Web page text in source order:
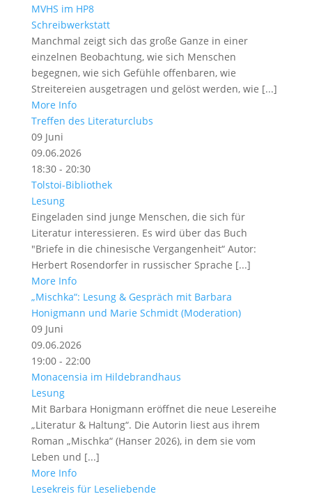
MVHS im HP8
Schreibwerkstatt
Manchmal zeigt sich das große Ganze in einer
einzelnen Beobachtung, wie sich Menschen
begegnen, wie sich Gefühle offenbaren, wie
Streitereien ausgetragen und gelöst werden, wie [...]
More Info
Treffen des Literaturclubs
09 Juni
09.06.2026
18:30 - 20:30
Tolstoi-Bibliothek
Lesung
Eingeladen sind junge Menschen, die sich für
Literatur interessieren. Es wird über das Buch
"Briefe in die chinesische Vergangenheit“ Autor:
Herbert Rosendorfer in russischer Sprache [...]
More Info
„Mischka“: Lesung & Gespräch mit Barbara
Honigmann und Marie Schmidt (Moderation)
09 Juni
09.06.2026
19:00 - 22:00
Monacensia im Hildebrandhaus
Lesung
Mit Barbara Honigmann eröffnet die neue Lesereihe
„Literatur & Haltung“. Die Autorin liest aus ihrem
Roman „Mischka“ (Hanser 2026), in dem sie vom
Leben und [...]
More Info
Lesekreis für Leseliebende